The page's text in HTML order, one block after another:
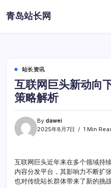
to青岛站长网
站长资讯
互联网巨头新动向
策略解析
By dawei
2025年8月7日
1 Min
互联网巨头近年来在多个领域持
内容分发平台，其影响力不断扩
也对传统站长群体带来了新的挑战